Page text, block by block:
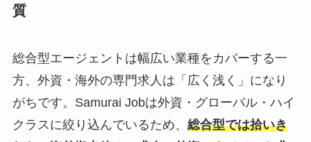
質
総合型エージェントは幅広い業種をカバーする一
方、外資・海外の専門求人は「広く浅く」になり
がちです。Samurai Jobは外資・グローバル・ハイ
クラスに絞り込んでいるため、 総合型では拾いき